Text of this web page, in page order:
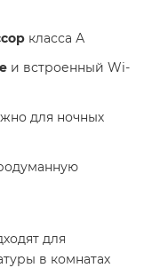
класса А
и встроенный Wi-
для ночных
для
в комнатах